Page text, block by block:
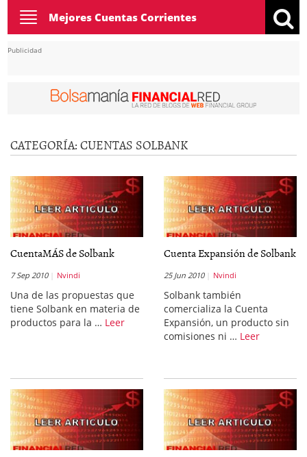
Toggle
navigation
Mejores Cuentas Corrientes
Publicidad
CATEGORÍA:CUENTAS SOLBANK
CuentaMÁS de Solbank
7 Sep 2010 Nvindi
Una de las propuestas que
tiene Solbank en materia de
productos para la … Leer
Cuenta Expansión de Solbank
25 Jun 2010 Nvindi
Solbank también
comercializa la Cuenta
Expansión, un producto sin
comisiones ni … Leer